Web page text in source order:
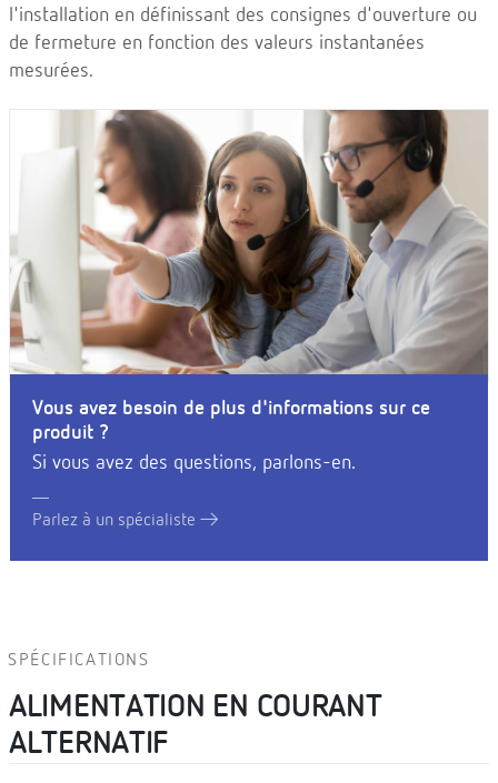
l'installation en définissant des consignes d'ouverture ou
de fermeture en fonction des valeurs instantanées
mesurées.
Vous avez besoin de plus d'informations sur ce
produit ?
Si vous avez des questions, parlons-en.
Parlez à un spécialiste
SPÉCIFICATIONS
ALIMENTATION EN COURANT
ALTERNATIF